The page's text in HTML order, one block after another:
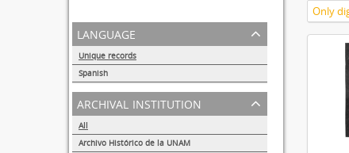
language
Unique records
Spanish
3
archival institution
All
Archivo Histórico de la UNAM
Only